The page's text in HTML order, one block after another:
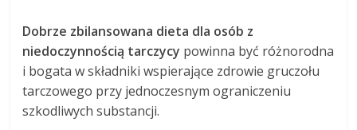
Dobrze zbilansowana dieta dla osób z
niedoczynnością tarczycy powinna być różnorodna
i bogata w składniki wspierające zdrowie gruczołu
tarczowego przy jednoczesnym ograniczeniu
szkodliwych substancji.